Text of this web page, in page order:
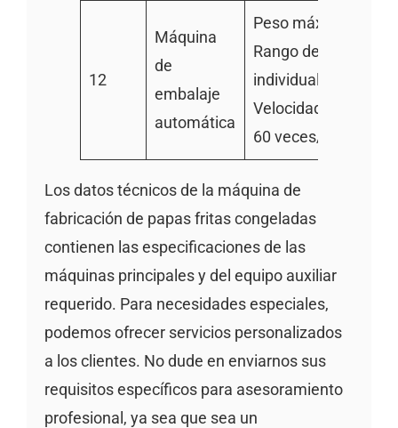
12
Máquina
de
embalaje
automática
Peso máximo:
Rango de peso
individual: 10-1000g
Velocidad de pesaje:
60 veces/min
Los datos técnicos de la máquina de
fabricación de papas fritas congeladas
contienen las especificaciones de las
máquinas principales y del equipo auxiliar
requerido. Para necesidades especiales,
podemos ofrecer servicios personalizados
a los clientes. No dude en enviarnos sus
requisitos específicos para asesoramiento
profesional, ya sea que sea un